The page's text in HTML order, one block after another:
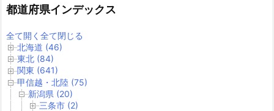
都道府県インデックス
全て開く 全て閉じる
北海道 (46)
東北 (84)
関東 (641)
甲信越・北陸 (75)
新潟県 (20)
三条市 (2)